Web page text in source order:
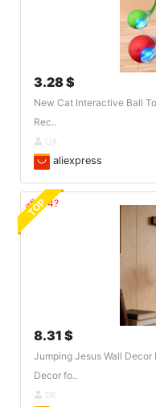
3.28 $
New Cat Interactive Ball
Rec..
UA
aliexpress
🔗404?
TOP
8.31 $
Jumping Jesus Wall
Decor fo..
DE